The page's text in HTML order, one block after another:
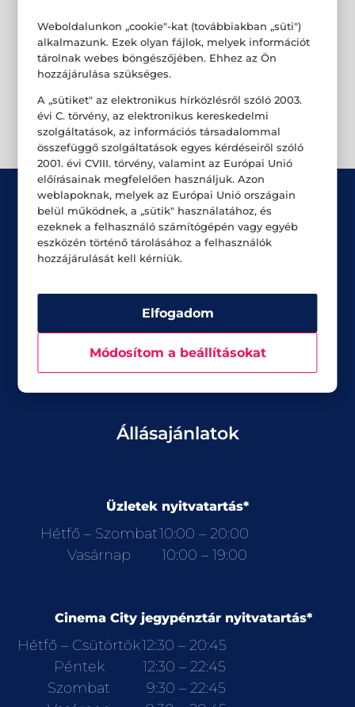
Akciók
Aktualitások
Állásajánlatok
Üzletek nyitvatartás*
Hétfő – Szombat10:00 – 20:00
Vasárnap
10:00 – 19:00
Cinema City jegypénztár nyitvatartás*
Hétfő – Csütörtök12:30 – 20:45
Péntek
12:30 – 22:45
Szombat
9:30 – 22:45
Weboldalunkon „cookie"-kat (továbbiakban „süti")
alkalmazunk. Ezek olyan fájlok, melyek információt
tárolnak webes böngészőjében. Ehhez az Ön
hozzájárulása szükséges.
A „sütiket" az elektronikus hírközlésről szóló 2003.
évi C. törvény, az elektronikus kereskedelmi
szolgáltatások, az információs társadalommal
összefüggő szolgáltatások egyes kérdéseiről szóló
2001. évi CVIII. törvény, valamint az Európai Unió
előírásainak megfelelően használjuk. Azon
weblapoknak, melyek az Európai Unió országain
belül működnek, a „sütik" használatához, és
ezeknek a felhasználó számítógépén vagy egyéb
eszközén történő tárolásához a felhasználók
hozzájárulását kell kérniük.
Elfogadom
Módosítom a beállításokat